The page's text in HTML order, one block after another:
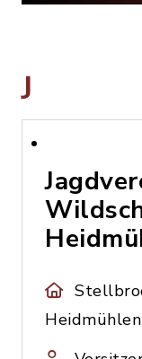
J
Heidmühlen